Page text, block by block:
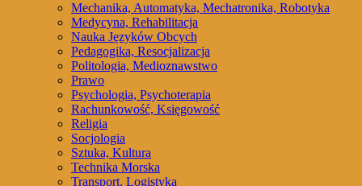
Mechanika, Automatyka, Mechatronika, Robotyka
Medycyna, Rehabilitacja
Nauka Języków Obcych
Pedagogika, Resocjalizacja
Politologia, Medioznawstwo
Prawo
Psychologia, Psychoterapia
Rachunkowość, Księgowość
Religia
Socjologia
Sztuka, Kultura
Technika Morska
Transport, Logistyka